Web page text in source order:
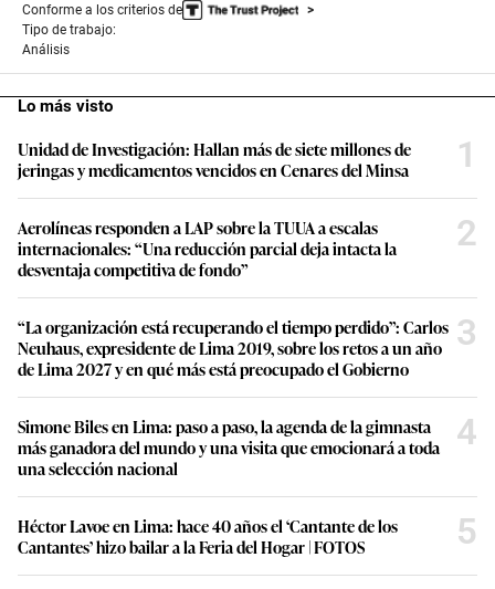
Conforme a los criterios de
Tipo de trabajo:
Análisis
Lo más visto
Unidad de Investigación: Hallan más de siete millones de
jeringas y medicamentos vencidos en Cenares del Minsa
1
Aerolíneas responden a LAP sobre la TUUA a escalas
internacionales: “Una reducción parcial deja intacta la
desventaja competitiva de fondo”
2
“La organización está recuperando el tiempo perdido”: Carlos
Neuhaus, expresidente de Lima 2019, sobre los retos a un año
de Lima 2027 y en qué más está preocupado el Gobierno
3
Simone Biles en Lima: paso a paso, la agenda de la gimnasta
más ganadora del mundo y una visita que emocionará a toda
una selección nacional
4
Héctor Lavoe en Lima: hace 40 años el ‘Cantante de los
Cantantes’ hizo bailar a la Feria del Hogar | FOTOS
5